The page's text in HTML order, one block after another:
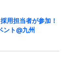
用担当者が参加！
ント@九州